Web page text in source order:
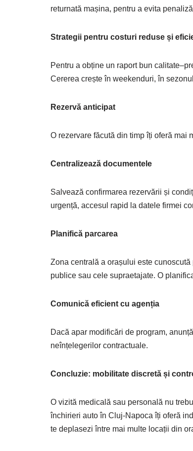
returnată mașina, pentru a evita
Strategii pentru costuri reduse și
Pentru a obține un raport bun
Cererea crește în weekenduri, în
Rezervă anticipat
O rezervare făcută din timp îți oferă mai
Centralizează documentele
Salvează confirmarea rezervării și
urgență, accesul rapid la datele firmei
Planifică parcarea
Zona centrală a orașului este
publice sau cele supraetajate. O
Comunică eficient cu agenția
Dacă apar modificări de program,
neînțelegerilor contractuale.
Concluzie: mobilitate discretă și
O vizită medicală sau personală nu
închirieri auto în Cluj-Napoca îți oferă
te deplasezi între mai multe locații din